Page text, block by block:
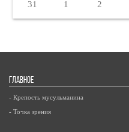
31 1 2
ГЛАВНОЕ
- Крепость мусульманина
- Точка зрения